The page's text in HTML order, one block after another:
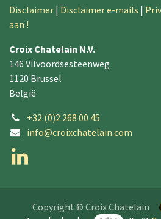
Disclaimer | Disclaimer e-mails |
aan !
Croix Chatelain N.V.
146 Vilvoordsesteenweg
1120 Brussel
België
+32 (0)2 268 00 45
info@croixchatelain.com
Copyright © Croix Chatelain